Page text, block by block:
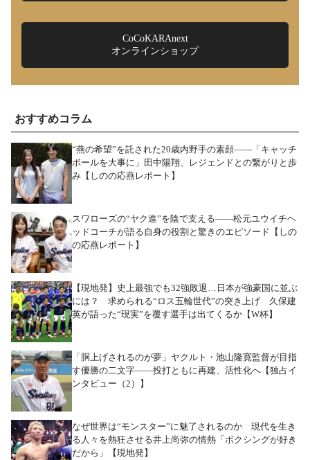
CoCoKARAnext
オンラインショップ
おすすめコラム
“燕の希望”を託された20歳内野手の素顔――「キャッチ
ボールを大事に」田中陽翔、レジェンドとの繋がりと歩
み【しのの応燕レポート】
スワローズの“ヤク進”を陰で支える――松元ユウイチヘ
ッドコーチが語る自身の役割と驚きのエピソード【しの
の応燕レポート】
【現地発】史上最強でも32強敗退…日本が強豪国に並ぶ
には？ 求められる“ロス五輪世代”の突き上げ 久保建
英が語った“現実”を覆す選手は出てくるか【W杯】
「胴上げされるのが夢」ヤクルト・池山隆寛監督が目指
す優勝の二文字――投打ともに再建、活性化へ【独占イ
ンタビュー（2）】
なぜ世界は“モンスター”に魅了されるのか 現代を生き
る人々を熱狂させる井上尚弥の情熱「ボクシングが好き
だから」【現地発】